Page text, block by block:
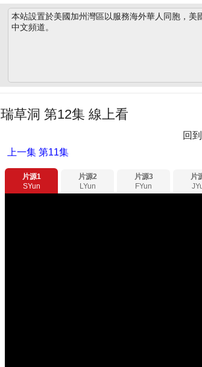
本站設置於美國加州灣區以服務海外華人同胞，
中文頻道。
瑞草洞 第12集 線上看
回
上一集 第11集
片源1
SYun
片源2
LYun
片源3
FYun
片